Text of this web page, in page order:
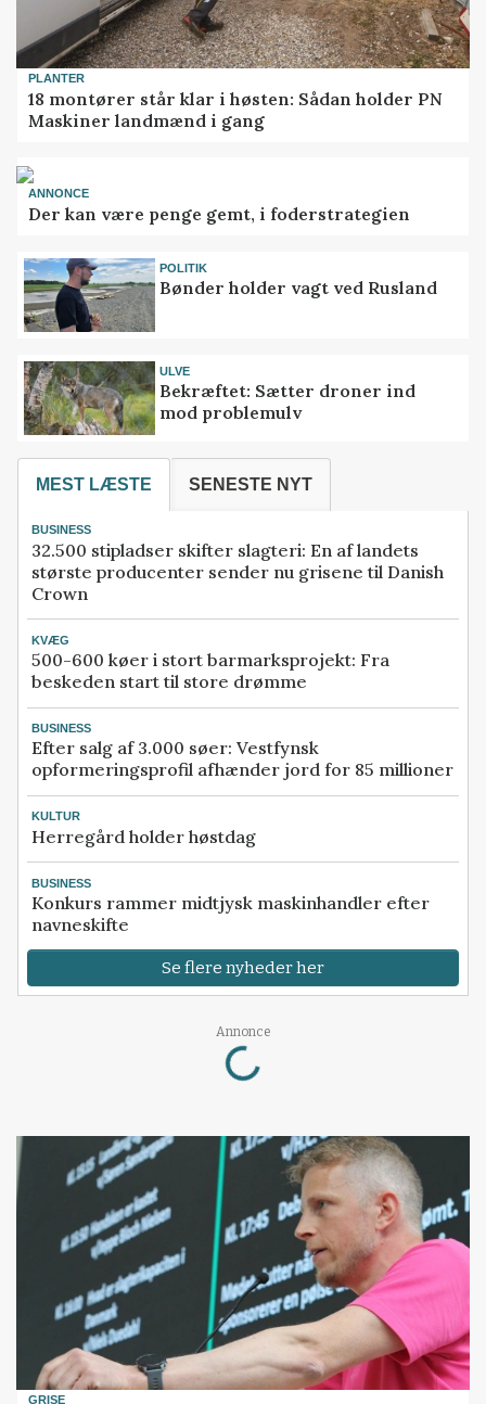
PLANTER
18 montører står klar i høsten: Sådan holder PN
Maskiner landmænd i gang
ANNONCE
Der kan være penge gemt, i foderstrategien
POLITIK
Bønder holder vagt ved Rusland
ULVE
Bekræftet: Sætter droner ind
mod problemulv
MEST LÆSTE SENESTE NYT
BUSINESS
32.500 stipladser skifter slagteri: En af landets
største producenter sender nu grisene til Danish
Crown
KVÆG
500-600 køer i stort barmarksprojekt: Fra
beskeden start til store drømme
BUSINESS
Efter salg af 3.000 søer: Vestfynsk
opformeringsprofil afhænder jord for 85 millioner
KULTUR
Herregård holder høstdag
BUSINESS
Konkurs rammer midtjysk maskinhandler efter
navneskifte
Se flere nyheder her
Annonce
Loading...
GRISE